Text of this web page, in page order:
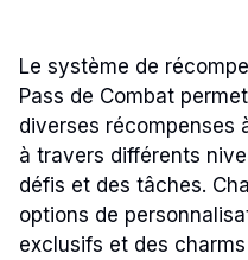
Le système de
Pass de Combat
diverses récompenses
à travers différents
défis et des tâches.
options de
exclusifs et des